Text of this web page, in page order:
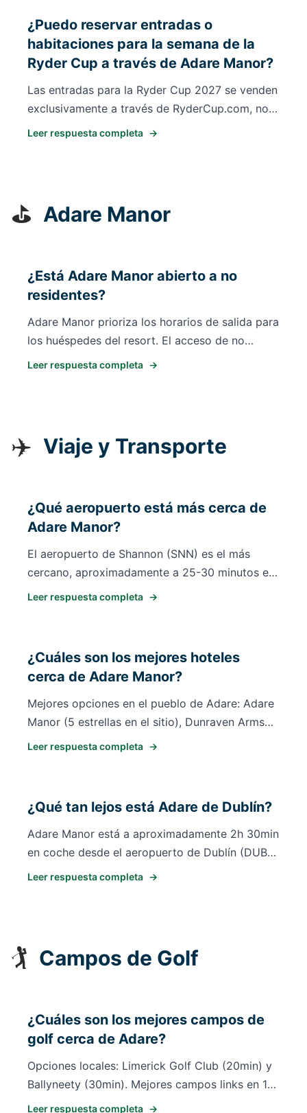
hospitalidad disponibles. Adare Manor no vende
entradas directamente.
¿Puedo reservar entradas o
habitaciones para la semana de la
Ryder Cup a través de Adare Manor?
Las entradas para la Ryder Cup 2027 se venden
exclusivamente a través de RyderCup.com, no
por Adare Manor. Las habitaciones en Adare
consulte hoteles en el pueblo de Adare,
Leer respuesta completa →
⛳ Adare Manor
¿Está Adare Manor abierto a no
residentes?
Adare Manor prioriza los horarios de salida para
los huéspedes del resort. El acceso de no
residentes es limitado y está sujeto a
consultar sobre horarios de no residentes.
Leer respuesta completa →
✈️ Viaje y Transporte
¿Qué aeropuerto está más cerca de
Adare Manor?
El aeropuerto de Shannon (SNN) es el más
cercano, aproximadamente a 25-30 minutos en
coche de Adare Manor. El aeropuerto de Dublín
acceso más fácil a Adare y los campos de golf
del suroeste de Irlanda.
Leer respuesta completa →
¿Cuáles son los mejores hoteles
cerca de Adare Manor?
Mejores opciones en el pueblo de Adare: Adare
Manor (5 estrellas en el sitio), Dunraven Arms
Hotel (0.4 mi), Fitzgerald's Woodlands House
Limerick (20min) o Killarney Plaza Hotel (1h).
Leer respuesta completa →
¿Qué tan lejos está Adare de Dublín?
Adare Manor está a aproximadamente 2h 30min
en coche desde el aeropuerto de Dublín (DUB),
cubriendo unos 200km. La mayoría de los
Leer respuesta completa →
🏌️ Campos de Golf
¿Cuáles son los mejores campos de
golf cerca de Adare?
Opciones locales: Limerick Golf Club (20min) y
Ballyneety (30min). Mejores campos links en 1-2
horas: Ballybunion Old Course (1h 15min, top-10
Leer respuesta completa →